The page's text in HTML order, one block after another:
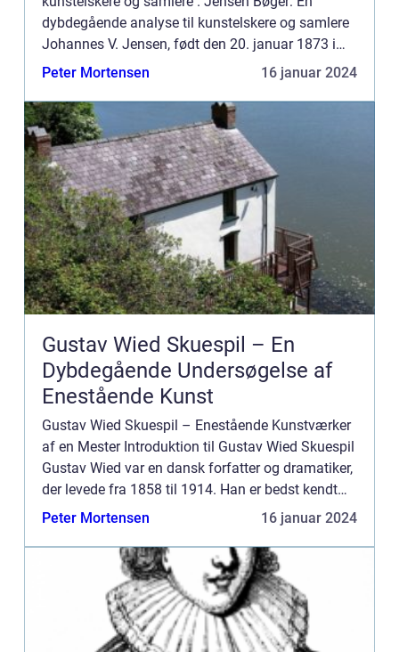
dybdegående analyse til kunstelskere og samlere
Johannes V. Jensen, født den 20. januar 1873 i
Farsø, var en af Danmarks mest indflydelsesrige
Peter Mortensen 16 januar 2024
Gustav Wied Skuespil – En
Dybdegående Undersøgelse af
Enestående Kunst
Gustav Wied Skuespil – Enestående Kunstværker
af en Mester Introduktion til Gustav Wied Skuespil
Gustav Wied var en dansk forfatter og dramatiker,
der levede fra 1858 til 1914. Han er bedst kendt
for sine skuespil, der blander satire, humor og ...
Peter Mortensen 16 januar 2024